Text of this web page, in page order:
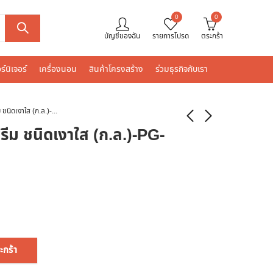
บัญชีของฉัน
0
รายการโปรด
0
ตระกร้า
นิเจอร์ เครื่องนอน สินค้าโครงสร้าง ร่วมธุรกิจกับเรา
เบเยอร์ ยูรีเทน ซูพรีม ชนิดเงาใส (ก.ล.)-PG-9903 (ไม้สัก-เงา)
ม ชนิดเงาใส (ก.ล.)-PG-
กร้า